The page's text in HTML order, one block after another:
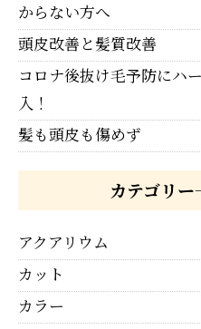
からない方へ
頭皮改善と髪質改善
コロナ後抜け毛予防にハ
入！
髪も頭皮も傷めず
カテゴリー
アクアリウム
カット
カラー